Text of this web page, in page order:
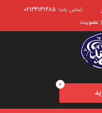
تماس باما: 02133131485
| عضویت
0